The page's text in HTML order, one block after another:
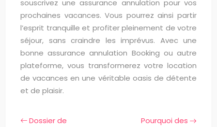
souscrivez une assurance annulation pour vos
prochaines vacances. Vous pourrez ainsi partir
l’esprit tranquille et profiter pleinement de votre
séjour, sans craindre les imprévus. Avec une
bonne assurance annulation Booking ou autre
plateforme, vous transformerez votre location
de vacances en une véritable oasis de détente
et de plaisir.
Dossier de
Pourquoi des